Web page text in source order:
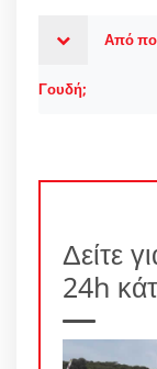
Από
Γουδή;
Δείτε
24h